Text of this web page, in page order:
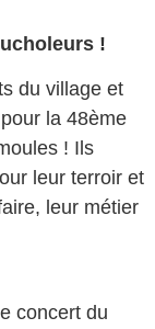
!
du village et
la 48ème
! Ils
leur terroir et
leur métier
concert du